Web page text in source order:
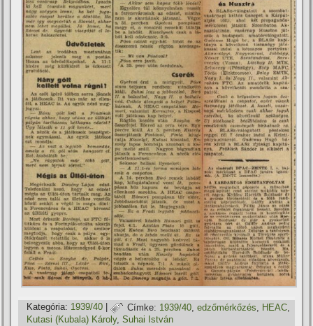
Kategória: 1939/40 | Címke: 1939/40 ,edzőmérkőzés HEAC
Kutasi (Kubala) Károly,Suhai István